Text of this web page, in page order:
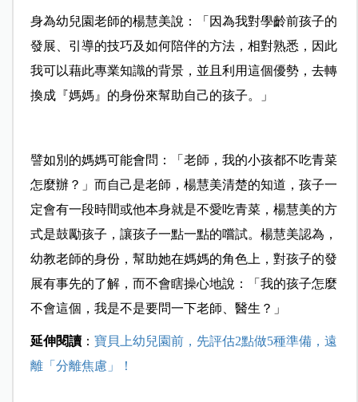
身為幼兒園老師的楊慧美說：「因為我對學齡前孩子的
發展、引導的技巧及如何陪伴的方法，相對熟悉，因此
我可以藉此專業知識的背景，並且利用這個優勢，去轉
換成『媽媽』的身份來幫助自己的孩子。」
譬如別的媽媽可能會問：「老師，我的小孩都不吃青菜
怎麼辦？」而自己是老師，楊慧美清楚的知道，孩子一
定會有一段時間或他本身就是不愛吃青菜，楊慧美的方
式是鼓勵孩子，讓孩子一點一點的嚐試。楊慧美認為，
幼教老師的身份，幫助她在媽媽的角色上，對孩子的發
展有事先的了解，而不會瞎操心地說：「我的孩子怎麼
不會這個，我是不是要問一下老師、醫生？」
延伸閱讀： 寶貝上幼兒園前，先評估2點做5種準備，遠
離「分離焦慮」！